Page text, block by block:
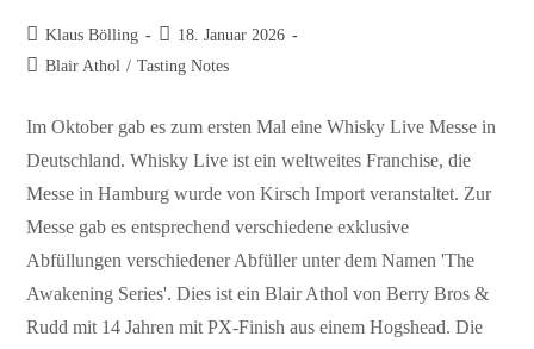
Klaus Bölling
18. Januar 2026
Blair Athol / Tasting Notes
Im Oktober gab es zum ersten Mal eine Whisky Live Messe in
Deutschland. Whisky Live ist ein weltweites Franchise, die
Messe in Hamburg wurde von Kirsch Import veranstaltet. Zur
Messe gab es entsprechend verschiedene exklusive
Abfüllungen verschiedener Abfüller unter dem Namen 'The
Awakening Series'. Dies ist ein Blair Athol von Berry Bros &
Rudd mit 14 Jahren mit PX-Finish aus einem Hogshead. Die